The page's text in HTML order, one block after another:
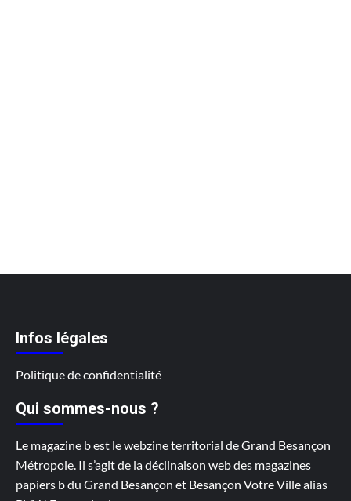
Infos légales
Politique de confidentialité
Qui sommes-nous ?
Le magazine b est le webzine territorial de Grand Besançon
Métropole. Il s’agit de la déclinaison web des magazines
papiers b du Grand Besançon et Besançon Votre Ville alias